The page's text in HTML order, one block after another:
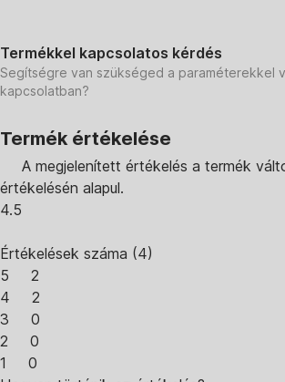
Termékkel kapcsolatos kérdés
Segítségre van szükséged a paraméterekkel
kapcsolatban?
Termék értékelése
A megjelenített értékelés a termék
értékelésén alapul.
4.5
Értékelések száma (4)
5
2
4
2
3
0
2
0
1
0